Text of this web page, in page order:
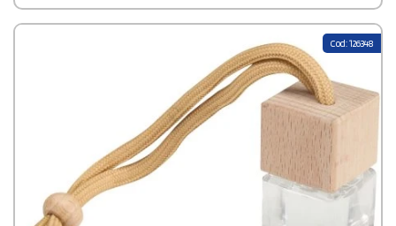
Cod: 126348